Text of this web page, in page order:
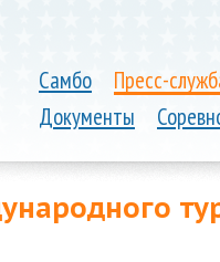
Самбо
Пресс-
Документы